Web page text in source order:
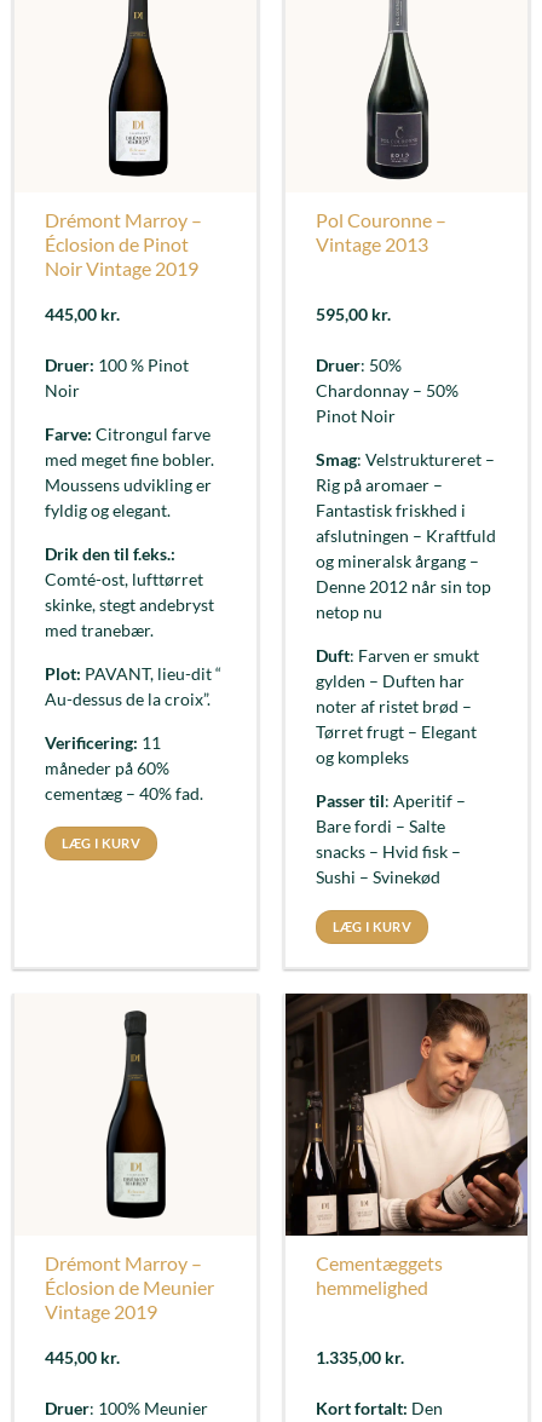
Drémont Marroy –
Éclosion de Pinot
Noir Vintage 2019
445,00 kr.
Druer: 100 % Pinot
Noir
Farve: Citrongul farve
med meget fine bobler.
Moussens udvikling er
fyldig og elegant.
Drik den til f.eks.:
Comté-ost, lufttørret
skinke, stegt andebryst
med tranebær.
Plot: PAVANT, lieu-dit “
Au-dessus de la croix”.
Verificering: 11
måneder på 60%
cementæg – 40% fad.
LÆG I KURV
Pol Couronne –
Vintage 2013
595,00 kr.
Druer: 50%
Chardonnay – 50%
Pinot Noir
Smag: Velstruktureret –
Rig på aromaer –
Fantastisk friskhed i
afslutningen – Kraftfuld
og mineralsk årgang –
Denne 2012 når sin top
netop nu
Duft: Farven er smukt
gylden – Duften har
noter af ristet brød –
Tørret frugt – Elegant
og kompleks
Passer til: Aperitif –
Bare fordi – Salte
snacks – Hvid fisk –
Sushi – Svinekød
LÆG I KURV
Drémont Marroy –
Éclosion de Meunier
Vintage 2019
445,00 kr.
Druer: 100% Meunier
Cementæggets
hemmelighed
1.335,00 kr.
Kort fortalt: Den